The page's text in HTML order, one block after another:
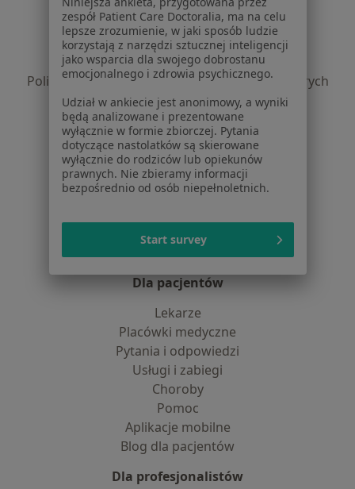
Regulamin
Polityka prywatności pacjentów
Polityka prywatności profesjonalistów
Polityka prywatności dla profesjonalistów, których
dane pozyskaliśmy samodzielnie
Polityka cookies
Jak działają wyniki wyszukiwania
Dostępność
O nas
Praca Rekrutujemy!
Centrum prasowe
Dla pacjentów
Lekarze
Placówki medyczne
Pytania i odpowiedzi
Usługi i zabiegi
Choroby
Pomoc
Aplikacje mobilne
Blog dla pacjentów
Dla profesjonalistów
zespół Patient Care Doctoralia, ma na celu
lepsze zrozumienie, w jaki sposób ludzie
korzystają z narzędzi sztucznej inteligencji
jako wsparcia dla swojego dobrostanu
emocjonalnego i zdrowia psychicznego.
Udział w ankiecie jest anonimowy, a wyniki
będą analizowane i prezentowane
wyłącznie w formie zbiorczej. Pytania
dotyczące nastolatków są skierowane
wyłącznie do rodziców lub opiekunów
prawnych. Nie zbieramy informacji
bezpośrednio od osób niepełnoletnich.
Start survey